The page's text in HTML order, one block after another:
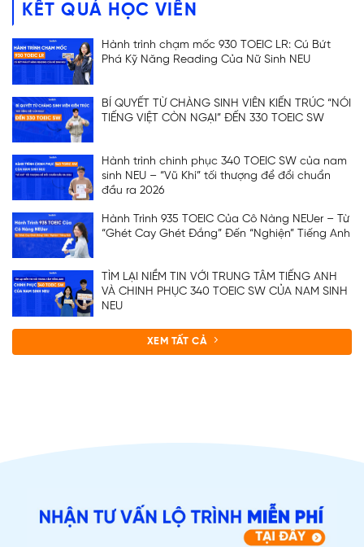
KẾT QUẢ HỌC VIÊN
Hành trình chạm mốc 930 TOEIC LR: Cú Bứt
Phá Kỹ Năng Reading Của Nữ Sinh NEU
BÍ QUYẾT TỪ CHÀNG SINH VIÊN KIẾN TRÚC “NÓI
TIẾNG VIỆT CÒN NGẠI” ĐẾN 330 TOEIC SW
Hành trình chinh phục 340 TOEIC SW của nam
sinh NEU – “Vũ Khí” tối thượng để đổi chuẩn
đầu ra 2026
Hành Trình 935 TOEIC Của Cô Nàng NEUer – Từ
“Ghét Cay Ghét Đắng” Đến “Nghiện” Tiếng Anh
TÌM LẠI NIỀM TIN VỚI TRUNG TÂM TIẾNG ANH
VÀ CHINH PHỤC 340 TOEIC SW CỦA NAM SINH
NEU
XEM TẤT CẢ